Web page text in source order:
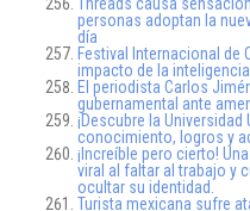
personas adoptan la
día
Festival Internacional de
impacto de la
El periodista Carlos
gubernamental ante
¡Descubre la Universidad
conocimiento, logros y
¡Increíble pero cierto!
viral al faltar al trabajo y
ocultar su identidad.
Turista mexicana sufre